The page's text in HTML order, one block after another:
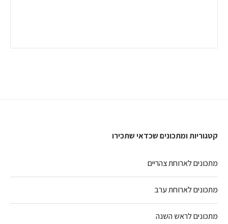
קטגוריות ומתכונים שכדאי שתכירו
מתכונים לארוחת צהריים
מתכונים לארוחת ערב
מתכונים לראש השנה